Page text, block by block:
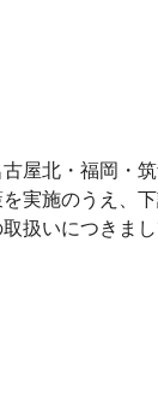
屋北・福岡・
実施のうえ、
扱いにつきま